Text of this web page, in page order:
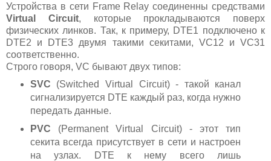
Устройства в сети Frame Relay соединенны средствами
Virtual Circuit, которые прокладываются поверх
физических линков. Так, к примеру, DTE1 подключено к
DTE2 и DTE3 двумя такими секитами, VC12 и VC31
соответственно.
Строго говоря, VC бывают двух типов:
SVC (Switched Virtual Circuit) - такой канал
сигнализируется DTE каждый раз, когда нужно
передать данные.
PVC (Permanent Virtual Circuit) - этот тип
секита всегда присутствует в сети и настроен
на узлах. DTE к нему всего лишь